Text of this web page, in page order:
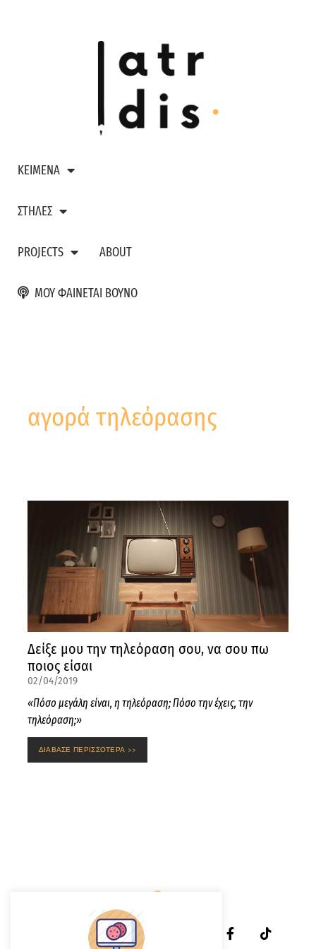
ΚΕΙΜΕΝΑ
ΣΤΗΛΕΣ
PROJECTS ABOUT
ΜΟΥ ΦΑΙΝΕΤΑΙ ΒΟΥΝΟ
αγορά τηλεόρασης
Δείξε μου την τηλεόραση σου, να σου πω
ποιος είσαι
02/04/2019
«Πόσο μεγάλη είναι, η τηλεόραση; Πόσο την έχεις, την
τηλεόραση;»
ΔΙΑΒΑΣΕ ΠΕΡΙΣΣΟΤΕΡΑ >>